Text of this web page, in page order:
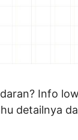
Info
detailnya